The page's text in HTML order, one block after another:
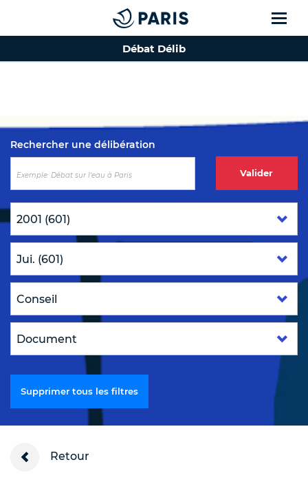
Top of the page
Débat Délib
Rechercher une délibération
Valider
Supprimer tous les filtres
Retour